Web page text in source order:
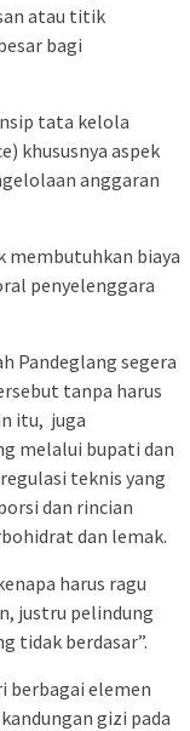
atau titik
bagi
tata kelola
khususnya aspek
anggaran
membutuhkan biaya
penyelenggara
Pandeglang segera
tanpa harus
itu, juga
melalui bupati dan
teknis yang
dan rincian
dan lemak.
harus ragu
justru pelindung
tidak berdasar”.
berbagai elemen
gizi pada